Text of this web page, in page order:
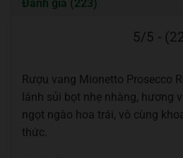
Đánh giá (223)
5/5 -
Rượu vang Mionetto Prosecco
lánh sủi bọt nhẹ nhàng, hương
ngọt ngào hoa trái, vô cùng
thức.